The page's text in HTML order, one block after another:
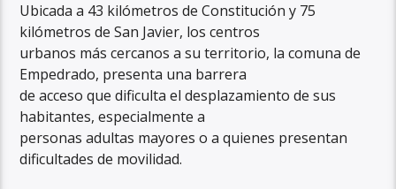
Ubicada a 43 kilómetros de Constitución y 75
kilómetros de San Javier, los centros
urbanos más cercanos a su territorio, la comuna de
Empedrado, presenta una barrera
de acceso que dificulta el desplazamiento de sus
habitantes, especialmente a
personas adultas mayores o a quienes presentan
dificultades de movilidad.